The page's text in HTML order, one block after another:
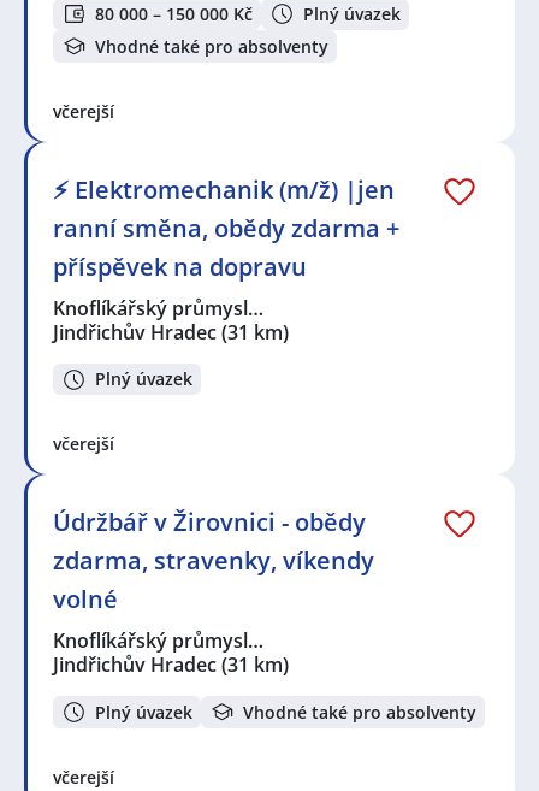
80 000 – 150 000 Kč
Plný úvazek
Vhodné také pro absolventy
včerejší
⚡ Elektromechanik (m/ž) |jen
ranní směna, obědy zdarma +
příspěvek na dopravu
Knoflíkářský průmysl…
Jindřichův Hradec(31 km)
Plný úvazek
včerejší
Údržbář v Žirovnici - obědy
zdarma, stravenky, víkendy
volné
Knoflíkářský průmysl…
Jindřichův Hradec(31 km)
Plný úvazek Vhodné také pro absolventy
včerejší